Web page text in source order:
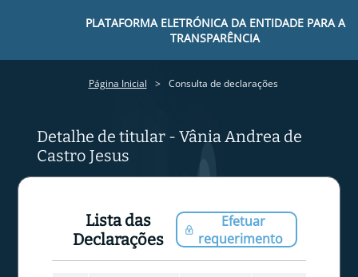
PLATAFORMA ELETRÓNICA DA ENTIDADE PARA A
TRANSPARÊNCIA
Página Inicial Consulta de declarações
Detalhe de titular - Vânia Andrea de
Castro Jesus
Lista das
Declarações
Efetuar
requerimento